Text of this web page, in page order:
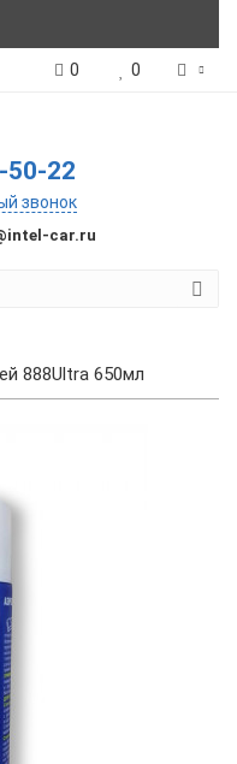
0 0
50-22
звонок
car.ru
888Ultra 650мл